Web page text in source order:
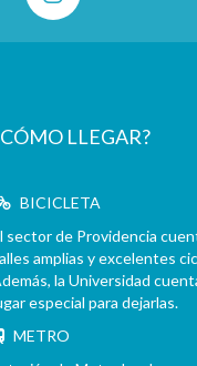
LLEGAR?
BICICLETA
sector de Providencia
amplias y excelentes
la Universidad
especial para dejarlas.
METRO